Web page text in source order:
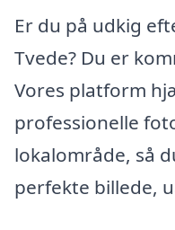
Er du på udkig
Tvede? Du er
Vores platform
professionelle
lokalområde, så
perfekte billede,